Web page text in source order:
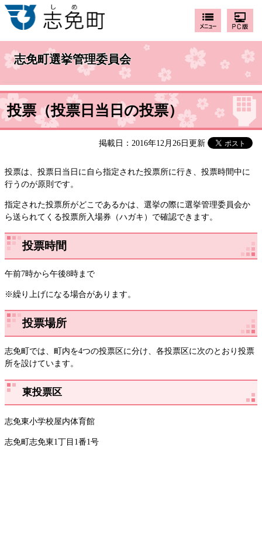
志免町選挙管理委員会
投票（投票日当日の投票）
掲載日：2016年12月26日更新
投票は、投票日当日に自ら指定された投票所に行き、投票時間中に
行うのが原則です。
指定された投票所がどこであるかは、選挙の際に選挙管理委員会か
ら送られてくる投票所入場券（ハガキ）で確認できます。
投票時間
午前7時から午後8時まで
※繰り上げになる場合があります。
投票場所
志免町では、町内を4つの投票区に分け、各投票区に次のとおり投票
所を設けています。
東投票区
志免東小学校屋内体育館
志免町志免東1丁目1番1号